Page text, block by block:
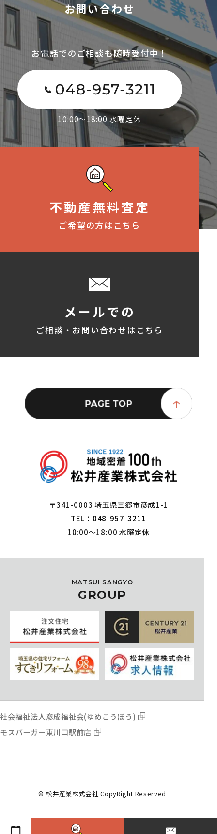
お問い合わせ
お電話でのご相談も随時受付中！
10:00～18:00 水曜定休
不動産無料査定
ご希望の方はこちら
メールでの
ご相談・お問い合わせはこちら
〒341-0003 埼玉県三郷市彦成1-1
TEL：048-957-3211
10:00～18:00 水曜定休
MATSUI SANGYO
GROUP
© 松井産業株式会社 CopyRight Reserved
社会福祉法人彦成福祉会(ゆめこうぼう)
モスバーガー東川口駅前店